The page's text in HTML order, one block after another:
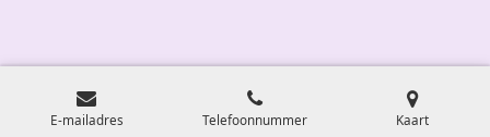
E-mailadres Telefoonnummer Kaart